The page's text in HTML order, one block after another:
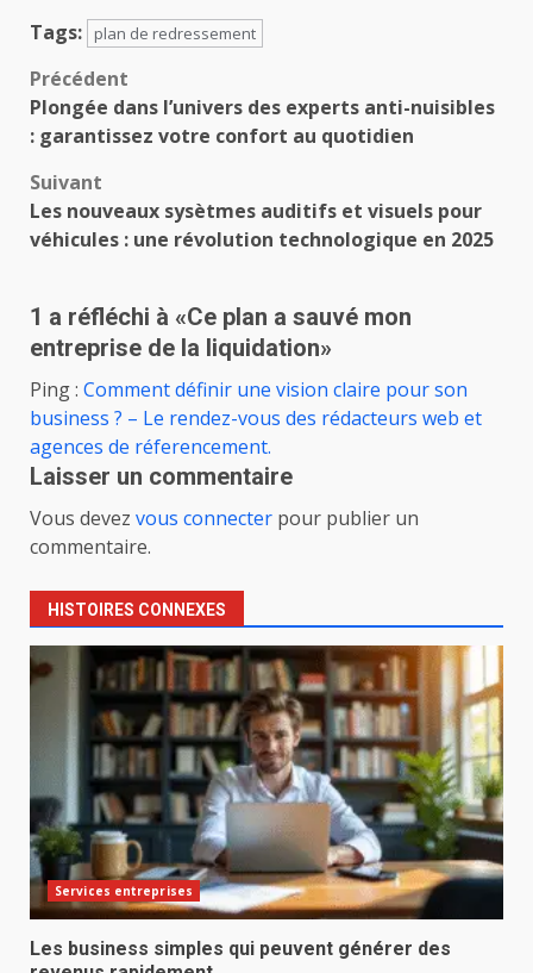
Tags:
plan de redressement
Navigation
d’article
Précédent
Plongée dans l’univers des experts anti-nuisibles
: garantissez votre confort au quotidien
Suivant
Les nouveaux sysètmes auditifs et visuels pour
véhicules : une révolution technologique en 2025
1 a réfléchi à «Ce plan a sauvé mon
entreprise de la liquidation»
Ping : Comment définir une vision claire pour son
business ? – Le rendez-vous des rédacteurs web et
agences de réferencement.
Laisser un commentaire
Vous devez vous connecter pour publier un
commentaire.
HISTOIRES CONNEXES
Services entreprises
Les business simples qui peuvent générer des